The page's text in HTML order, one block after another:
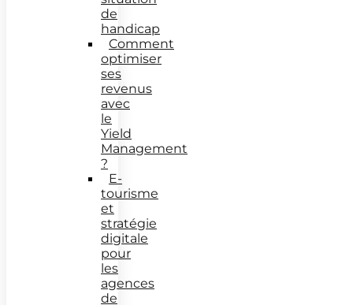
de
handicap
Comment
optimiser
ses
revenus
avec
le
Yield
Management
?
E-
tourisme
et
stratégie
digitale
pour
les
agences
de